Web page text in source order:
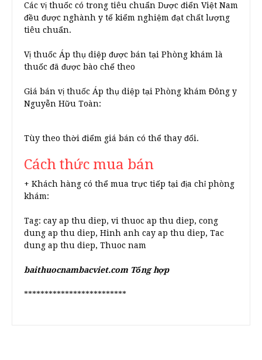
Các vị thuốc có trong tiêu chuẩn Dược điển Việt Nam
đều được nghành y tế kiểm nghiệm đạt chất lượng
tiêu chuẩn.
Vị thuốc Áp thụ diệp được bán tại Phòng khám là
thuốc đã được bào chế theo
Giá bán vị thuốc Áp thụ diệp tại Phòng khám Đông y
Nguyễn Hữu Toàn:
Tùy theo thời điểm giá bán có thể thay đổi.
Cách thức mua bán
+ Khách hàng có thể mua trực tiếp tại địa chỉ phòng
khám:
Tag: cay ap thu diep, vi thuoc ap thu diep, cong
dung ap thu diep, Hinh anh cay ap thu diep, Tac
dung ap thu diep, Thuoc nam
baithuocnambacviet.com Tổng hợp
*************************